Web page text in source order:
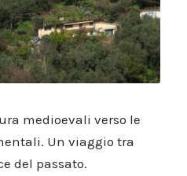
medioevali verso le
Un viaggio tra
del passato.